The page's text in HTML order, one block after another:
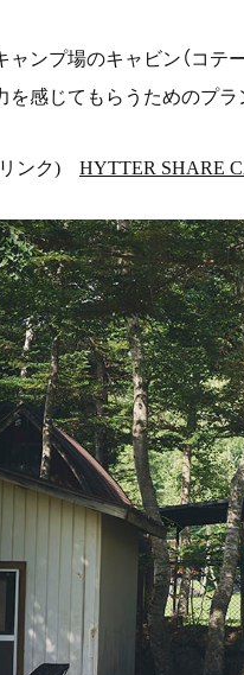
ャンプ場のキャビン（コテ
を感じてもらうためのプラ
ンク) HYTTER SHARE
建築設
地域事
プロ